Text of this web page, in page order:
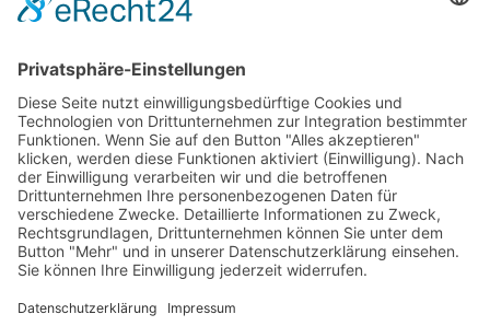
ÖFFNUNGS­ZEI­TEN
Mo-Do: 09:00 — 20:00 Uhr
Fr: 09:00 — 18:00 Uhr
Sa*: 10:00 — 18:00 Uhr
*auf Anfrage 3x im Monat